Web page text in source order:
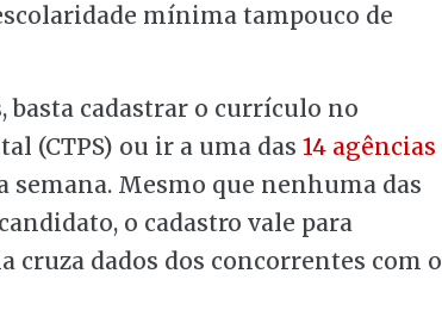
mínima tampouco de
basta cadastrar o currículo no
(CTPS) ou ir a uma das 14 agências
semana. Mesmo que nenhuma das
o cadastro vale para
cruza dados dos concorrentes com o